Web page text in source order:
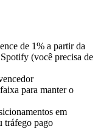
de 1% a partir da
(você precisa de
para manter o
em
tráfego pago